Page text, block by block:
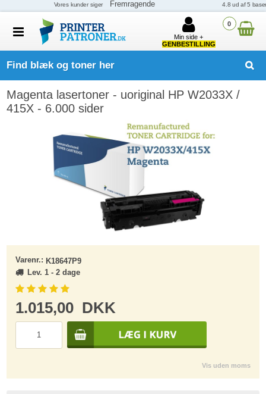
0
Min side +
GENBESTILLING
Find blæk og toner her
Magenta lasertoner - uoriginal HP W2033X /
415X - 6.000 sider
Varenr.: K18647P9
Lev. 1 - 2 dage
1.015,00 DKK
Vis uden moms